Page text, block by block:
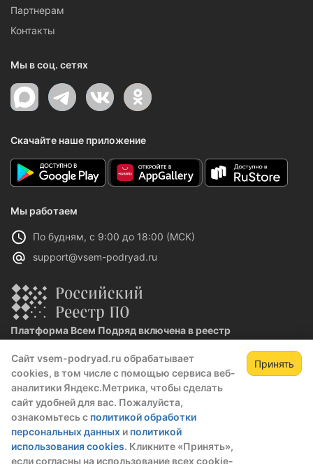
Сайт vsem-podryad.ru обрабатывает
cookies, в том числе с помощью сервиса веб-
аналитики Яндекс.Метрика, чтобы сделать
сайт удобней для вас. Пожалуйста,
ознакомьтесь с политикой обработки
персональных данных и политикой
использования cookies. Кликните «Принять»,
если согласны на использование всех cookie-
Принять
Партнерам
Контакты
Мы в соц. сетях
Скачайте наше приложение
Мы работаем
По будням, с 9:00 до 18:00 (МСК)
support@vsem-podryad.ru
Платформа Всем Подряд включена в реестр
Реестровая запись №32021 от 06.02.2026
Политика конфиденциальности
О компании